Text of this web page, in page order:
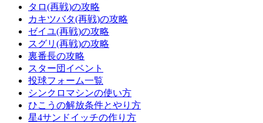
タロ(再戦)の攻略
カキツバタ(再戦)の攻略
ゼイユ(再戦)の攻略
スグリ(再戦)の攻略
裏番長の攻略
スター団イベント
投球フォーム一覧
シンクロマシンの使い方
ひこうの解放条件とやり方
星4サンドイッチの作り方